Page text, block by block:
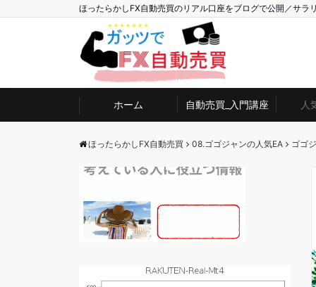
ほったらかしFX自動売買のリアル口座をブログで公開／サ
ホーム 自動売買_入門講座 人
ほったらかしFX自動売買 08.ゴゴジャンの人気EA ゴゴ